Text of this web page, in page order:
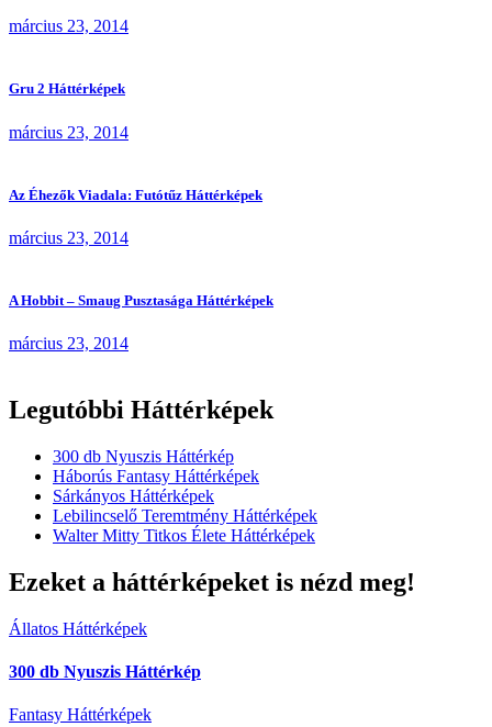
március 23, 2014
Gru 2 Háttérképek
március 23, 2014
Az Éhezők Viadala: Futótűz Háttérképek
március 23, 2014
A Hobbit – Smaug Pusztasága Háttérképek
március 23, 2014
Legutóbbi Háttérképek
300 db Nyuszis Háttérkép
Háborús Fantasy Háttérképek
Sárkányos Háttérképek
Lebilincselő Teremtmény Háttérképek
Walter Mitty Titkos Élete Háttérképek
Ezeket a háttérképeket is nézd meg!
Állatos Háttérképek
300 db Nyuszis Háttérkép
Fantasy Háttérképek